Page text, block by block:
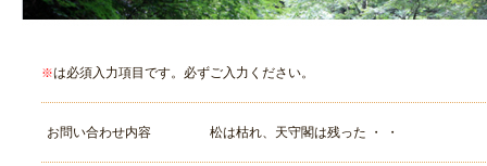
※は必須入力項目です。必ずご入力ください。
お問い合わせ内容 松は枯れ、天守閣は残った ・ ・